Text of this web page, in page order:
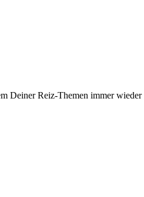
Deiner Reiz-Themen immer wieder